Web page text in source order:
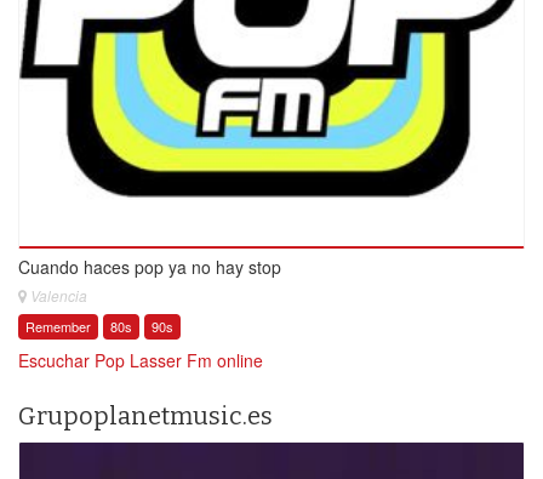
Cuando haces pop ya no hay stop
Valencia
Remember 80s 90s
Escuchar Pop Lasser Fm online
Grupoplanetmusic.es